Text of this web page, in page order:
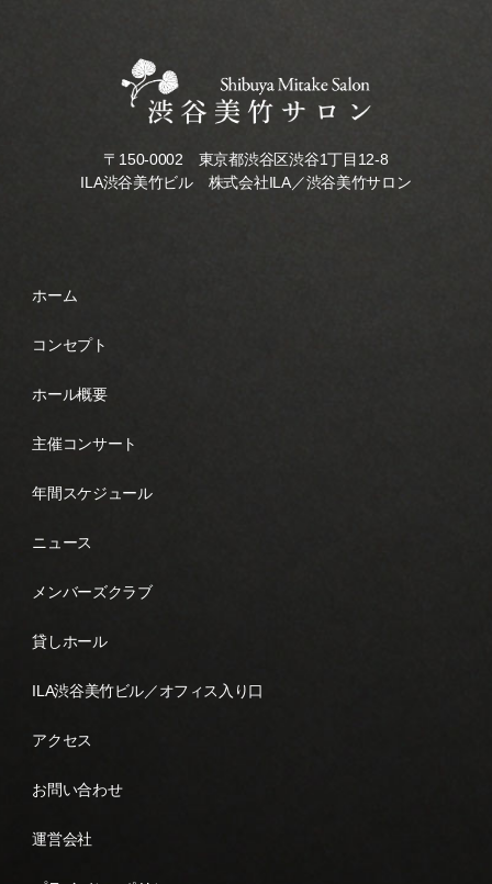
〒150-0002 東京都渋谷区渋谷1丁目12-8
ILA渋谷美竹ビル 株式会社ILA／渋谷美竹サロン
ホーム
コンセプト
ホール概要
主催コンサート
年間スケジュール
ニュース
メンバーズクラブ
貸しホール
ILA渋谷美竹ビル／オフィス入り口
アクセス
お問い合わせ
運営会社